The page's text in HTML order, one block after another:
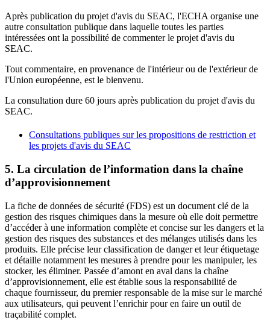
Après publication du projet d'avis du SEAC, l'ECHA organise une
autre consultation publique dans laquelle toutes les parties
intéressées ont la possibilité de commenter le projet d'avis du
SEAC.
Tout commentaire, en provenance de l'intérieur ou de l'extérieur de
l'Union européenne, est le bienvenu.
La consultation dure 60 jours après publication du projet d'avis du
SEAC.
Consultations publiques sur les propositions de restriction et
les projets d'avis du SEAC
5. La circulation de l’information dans la chaîne
d’approvisionnement
La fiche de données de sécurité (FDS) est un document clé de la
gestion des risques chimiques dans la mesure où elle doit permettre
d’accéder à une information complète et concise sur les dangers et la
gestion des risques des substances et des mélanges utilisés dans les
produits. Elle précise leur classification de danger et leur étiquetage
et détaille notamment les mesures à prendre pour les manipuler, les
stocker, les éliminer. Passée d’amont en aval dans la chaîne
d’approvisionnement, elle est établie sous la responsabilité de
chaque fournisseur, du premier responsable de la mise sur le marché
aux utilisateurs, qui peuvent l’enrichir pour en faire un outil de
traçabilité complet.